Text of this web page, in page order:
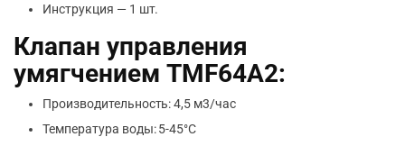
Инструкция — 1 шт.
Клапан управления
умягчением TMF64A2:
Производительность: 4,5 м3/час
Температура воды: 5-45°C